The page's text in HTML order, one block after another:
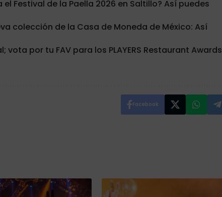
Festival de la Paella 2026 en Saltillo? Así puedes
colección de la Casa de Moneda de México: Así
por tu FAV para los PLAYERS Restaurant Awards
Facebook